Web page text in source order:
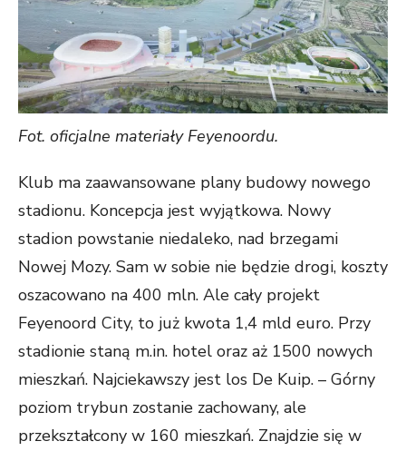
Fot. oficjalne materiały Feyenoordu.
Klub ma zaawansowane plany budowy nowego
stadionu. Koncepcja jest wyjątkowa. Nowy
stadion powstanie niedaleko, nad brzegami
Nowej Mozy. Sam w sobie nie będzie drogi, koszty
oszacowano na 400 mln. Ale cały projekt
Feyenoord City, to już kwota 1,4 mld euro. Przy
stadionie staną m.in. hotel oraz aż 1500 nowych
mieszkań. Najciekawszy jest los De Kuip. – Górny
poziom trybun zostanie zachowany, ale
przekształcony w 160 mieszkań. Znajdzie się w